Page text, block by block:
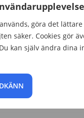
göra det
säker. Cookies gör
kan själv ändra dina
byggs och
bostäder
den högsta